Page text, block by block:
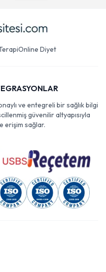
Online Diyet
ve entegreli bir sağlık bilgi
güvenilir altyapısıyla
erişim sağlar.